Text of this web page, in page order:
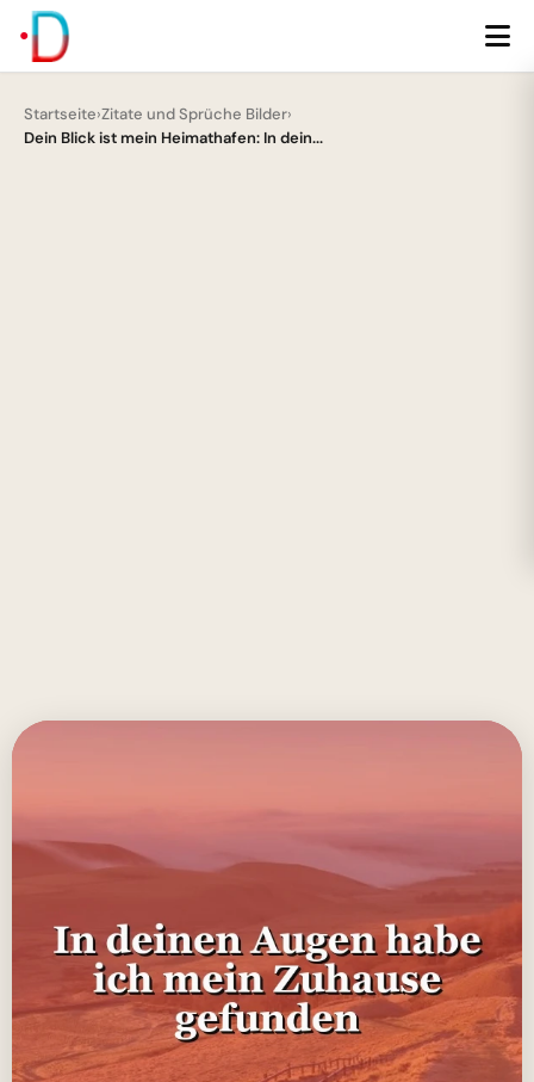
Startseite›Zitate und Sprüche Bilder›
Dein Blick ist mein Heimathafen: In dein...